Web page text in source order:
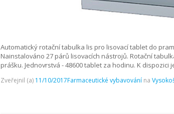
Automatický rotační tabulka lis pro lisovací tablet do
Nainstalováno 27 párů lisovacích nástrojů. Rotační
prášku. Jednovrstvá - 48600 tablet za hodinu. K dispozici
Zveřejnil (a) 11/10/2017Farmaceutické vybavování na